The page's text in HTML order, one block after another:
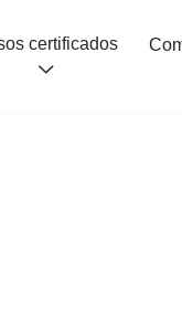
Cursos certificados